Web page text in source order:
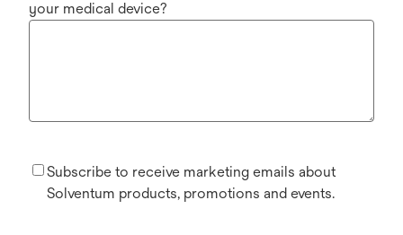
your medical device?
Subscribe to receive marketing emails about
Solventum products, promotions and events.